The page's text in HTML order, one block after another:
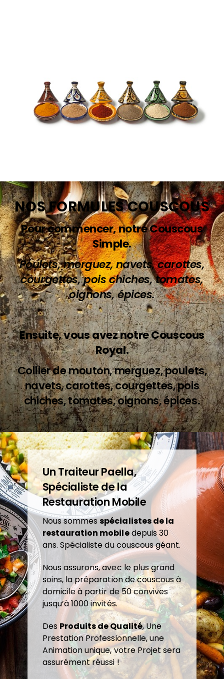
NOS FORMULES COUSCOUS
Pour commencer, notre Couscous
Simple.
Poulets, merguez, navets, carottes,
courgettes, pois chiches, tomates,
oignons, épices.
Ensuite, vous avez notre Couscous
Royal.
Collier de mouton, merguez, poulets,
navets, carottes, courgettes, pois
chiches, tomates, oignons, épices.
Un Traiteur Paella,
Spécialiste de la
Restauration Mobile
Nous sommesspécialistes de la
restauration mobiledepuis 30
ans. Spécialiste du couscous géant.
Nous assurons, avec le plus grand
soins, la préparation de couscous à
domicile à partir de 50 convives
jusqu’à 1000 invités.
Des Produits de Qualité, Une
Prestation Professionnelle, une
Animation unique, votre Projet sera
assurément réussi !